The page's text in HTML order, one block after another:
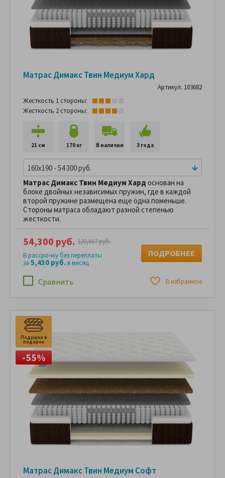
Матрас Димакс Твин Медиум Хард
Артикул: 103682
Жесткость 1 стороны:
Жесткость 2 стороны:
21 см 170 кг В наличии 3 года
160x190 - 54 300 руб.
Матрас Димакс Твин Медиум Хард основан на
блоке двойных независимых пружин, где в каждой
второй пружине размещена еще одна поменьше.
Стороны матраса обладают разной степенью
жесткости.
Сравнить В избранное
54,300 руб. 120,667 руб.
В рассрочку без переплаты
за 5,430 руб.в месяц
ПОДРОБНЕЕ
Подушка в
подарок
-55%
Матрас Димакс Твин Медиум Софт